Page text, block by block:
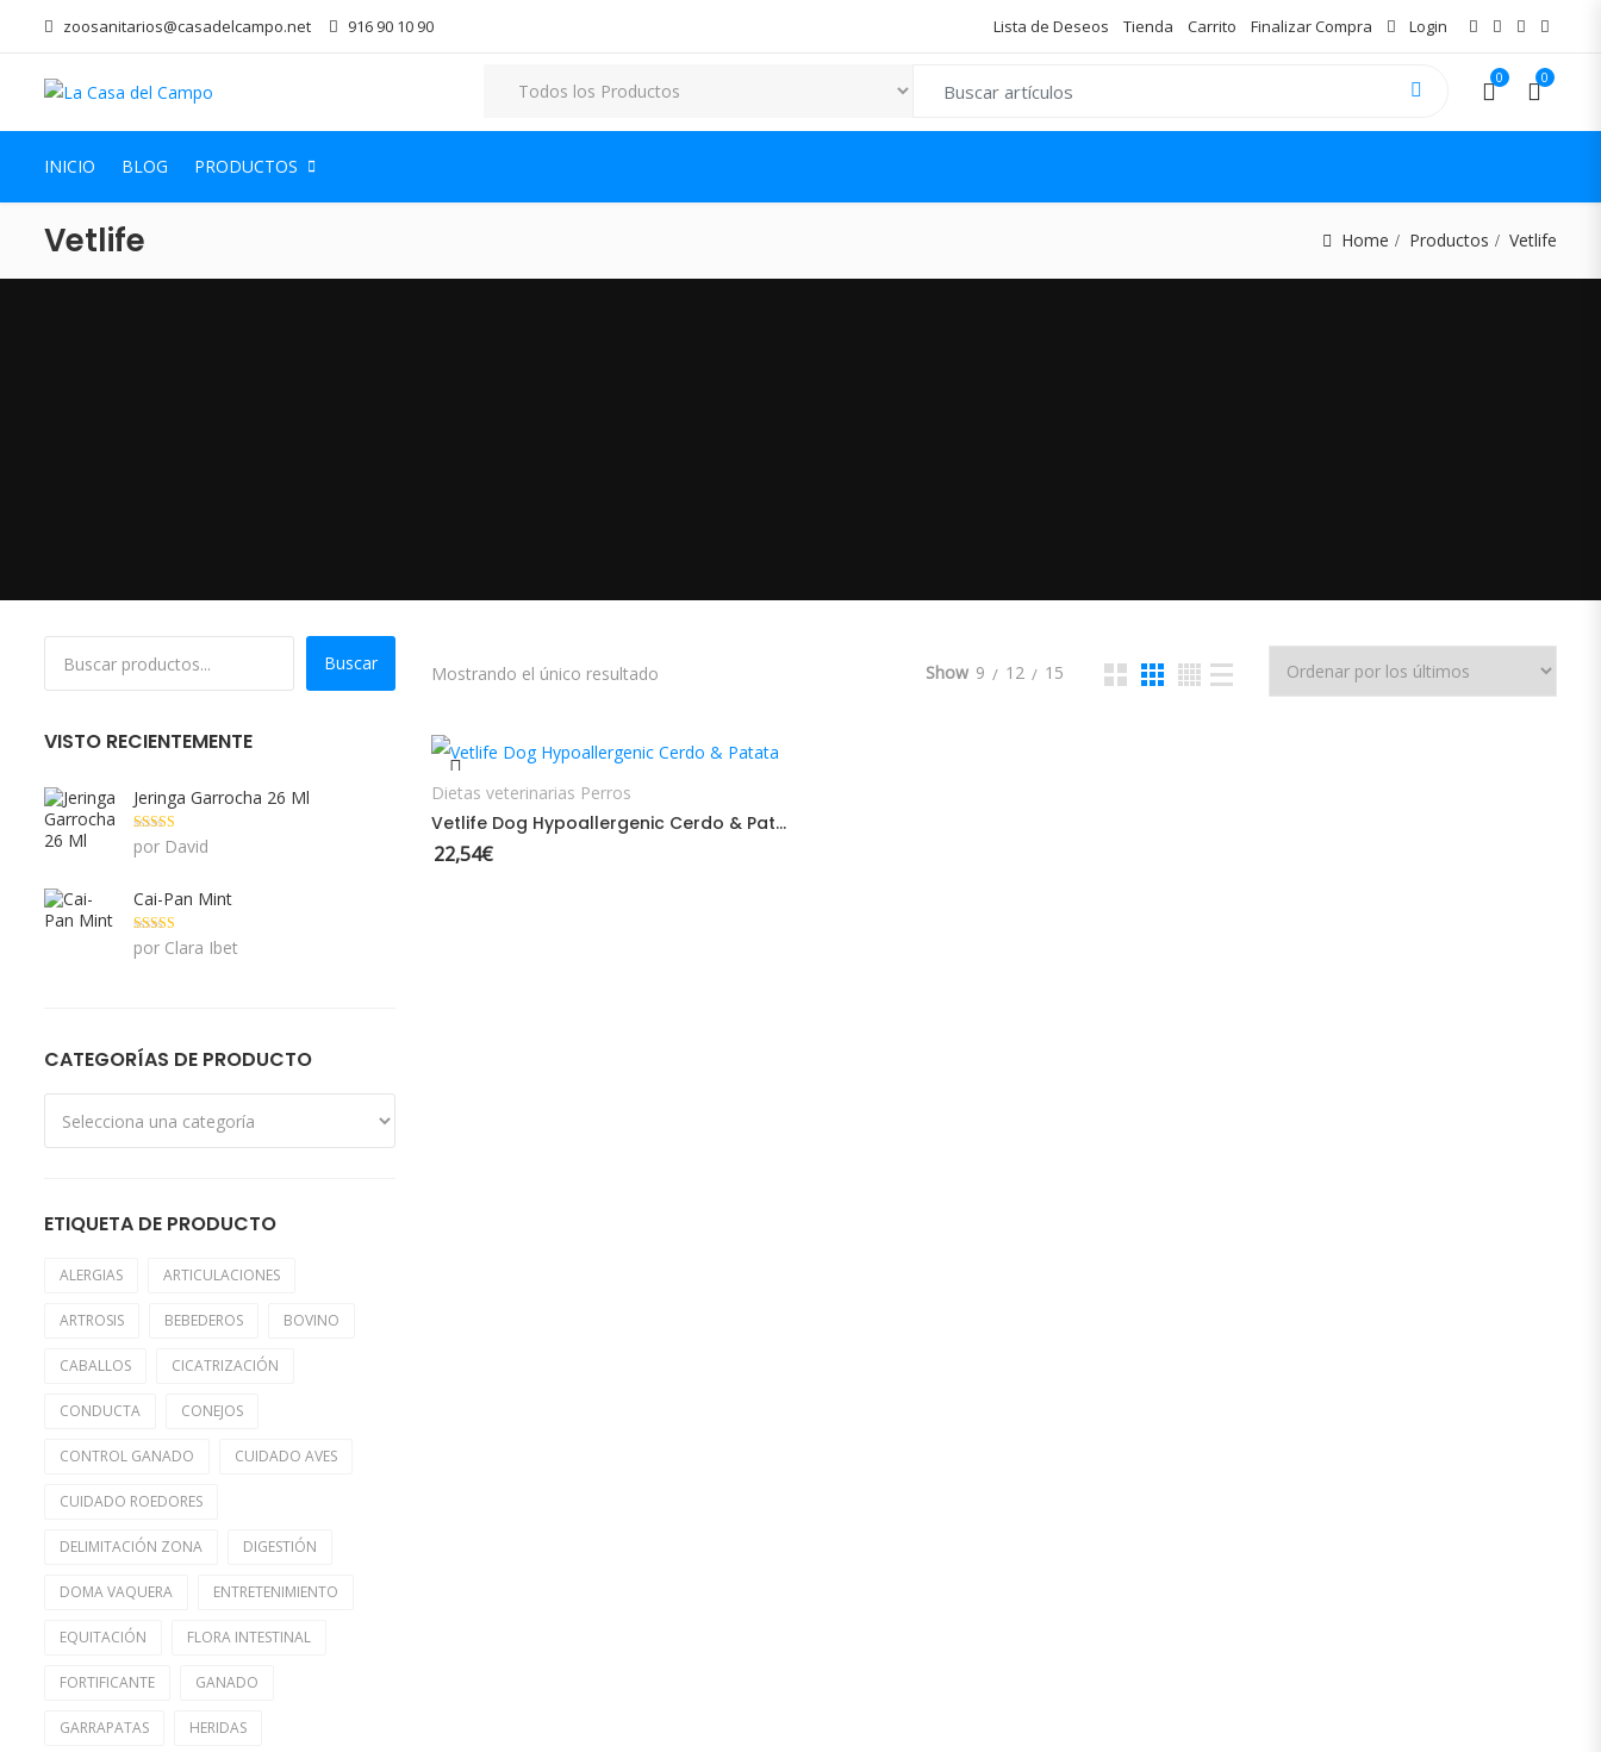
zoosanitarios@casadelcampo.net 916 90 10 90 Lista de Deseos Tienda Carrito Finalizar Compra Login
0 0
INICIO BLOG PRODUCTOS
Vetlife Home Productos Vetlife
Mostrando el único resultado Show 9 12 15
Dietas veterinarias Perros
Vetlife Dog Hypoallergenic Cerdo & Patata
22,54€
Buscar
VISTO RECIENTEMENTE
Jeringa Garrocha 26 Ml
Valorado con
5 de 5
por David
Cai-Pan Mint
Valorado con
5 de 5
por Clara Ibet
CATEGORÍAS DE PRODUCTO
ETIQUETA DE PRODUCTO
ALERGIAS ARTICULACIONES
ARTROSIS BEBEDEROS BOVINO
CABALLOS CICATRIZACIÓN
CONDUCTA CONEJOS
CONTROL GANADO CUIDADO AVES
CUIDADO ROEDORES
DELIMITACIÓN ZONA DIGESTIÓN
DOMA VAQUERA ENTRETENIMIENTO
EQUITACIÓN FLORA INTESTINAL
FORTIFICANTE GANADO
GARRAPATAS HERIDAS